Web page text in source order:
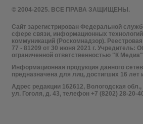
© 2004-2025. ВСЕ ПРАВА ЗАЩИЩЕНЫ.
Сайт зарегистрирован Федеральной
сфере связи, информационных
коммуникаций (Роскомнадзор).
77 - 81209 от 30 июня 2021 г. Учредитель:
ограниченной ответственностью "К
Информационная продукция данного
предназначена для лиц, достигших 16 лет
Адрес редакции 162612, Вологодская обл.,
ул. Гоголя, д. 43, телефон +7 (8202) 28-20-